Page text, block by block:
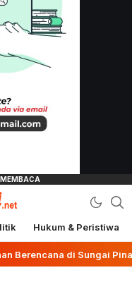
Hukum & Peristiwa
di Sungai Pinang